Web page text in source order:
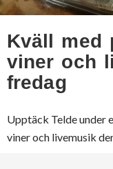
Kväll med
viner och
fredag
Upptäck Telde under
viner och livemusik